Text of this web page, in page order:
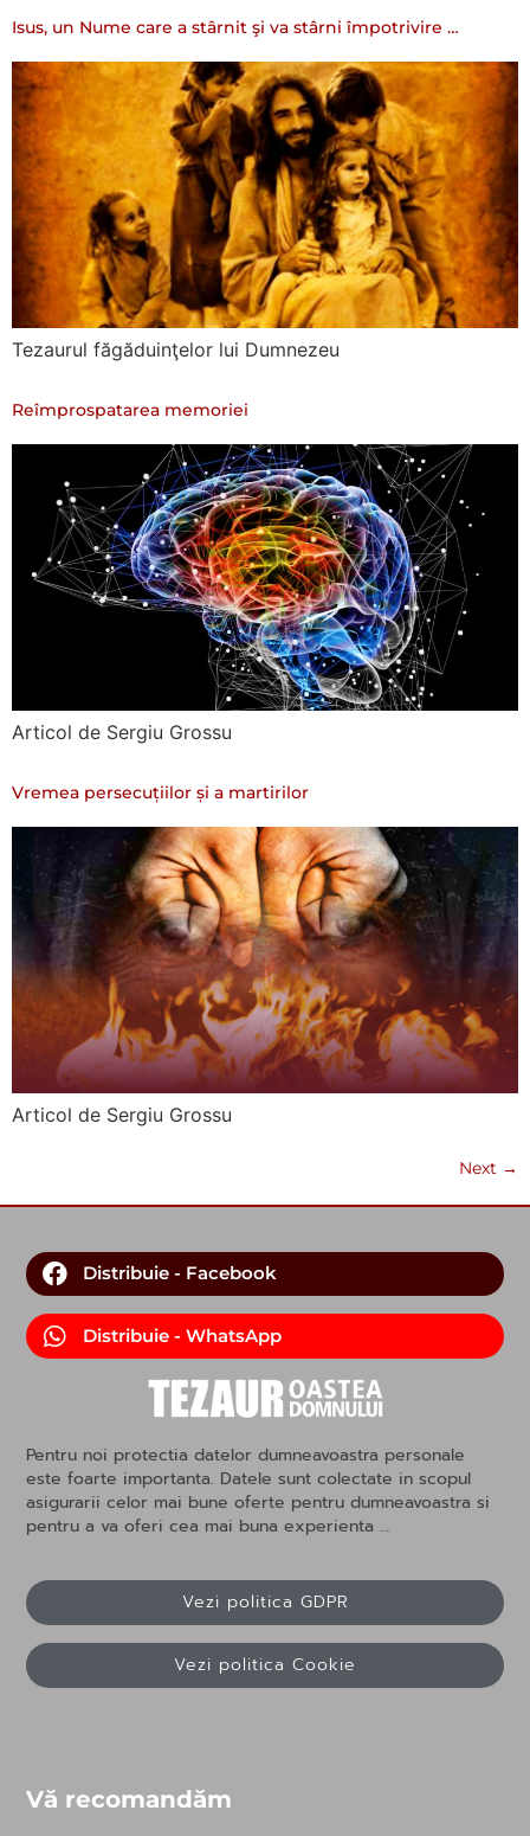
Isus, un Nume care a stârnit şi va stârni împotrivire …
Tezaurul făgăduinţelor lui Dumnezeu
Reîmprospatarea memoriei
Articol de Sergiu Grossu
Vremea persecuțiilor și a martirilor
Articol de Sergiu Grossu
Next →
Distribuie - Facebook
Distribuie - WhatsApp
Pentru noi protectia datelor dumneavoastra personale
este foarte importanta. Datele sunt colectate in scopul
asigurarii celor mai bune oferte pentru dumneavoastra si
pentru a va oferi cea mai buna experienta …
Vezi politica GDPR
Vezi politica Cookie
Vă recomandăm